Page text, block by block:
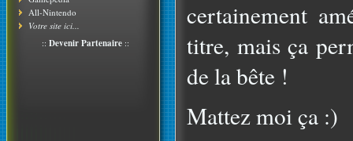
All-Nintendo
Votre site ici...
:: Devenir Partenaire ::
certainement
titre, mais ça
de la bête !
Mattez moi ça :)